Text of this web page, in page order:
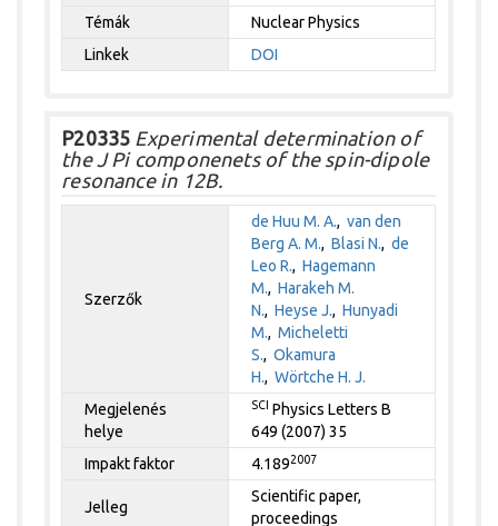
Témák
Nuclear Physics
Linkek
DOI
P20335 Experimental determination of
the J Pi componenets of the spin-dipole
resonance in 12B.
Szerzők
de Huu M. A.,van den
Berg A. M.,Blasi N.,de
Leo R.,Hagemann
M.,Harakeh M.
N.,Heyse J.,Hunyadi
M.,Micheletti
S.,Okamura
H.,Wörtche H. J.
Megjelenés
helye
SCI Physics Letters B
649 (2007) 35
Impakt faktor
4.1892007
Jelleg
Scientific paper,
proceedings